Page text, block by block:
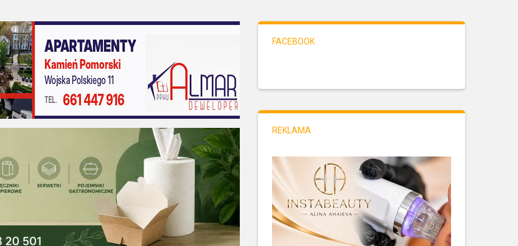
FACEBOOK
REKLAMA